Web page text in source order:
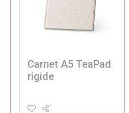
Carnet A5 TeaPad
rigide